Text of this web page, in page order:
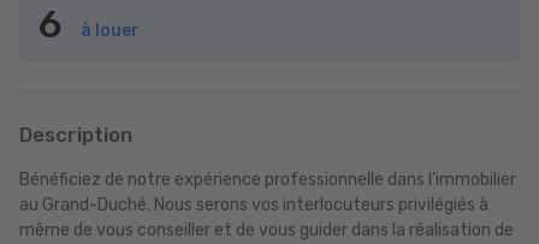
6 à louer
Description
Bénéficiez de notre expérience professionnelle dans l’immobilier
au Grand-Duché. Nous serons vos interlocuteurs privilégiés à
même de vous conseiller et de vous guider dans la réalisation de